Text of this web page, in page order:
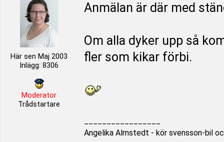
Här sen Maj 2003
Inlägg: 8306
Moderator
Trådstartare
Anmälan är där med
Om alla dyker upp så
fler som kikar förbi.
Angelika Almstedt - kör svensson-bil